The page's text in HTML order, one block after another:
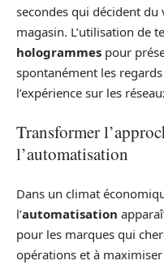
secondes qui décident du
magasin. L’utilisation de
hologrammes pour
spontanément les
l’expérience sur les
Transformer
l’automatisation
Dans un climat
l’automatisation
pour les marques qui
opérations et à